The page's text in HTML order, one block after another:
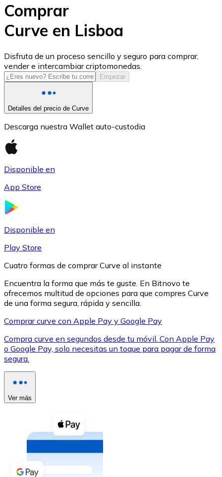
USD Coin
USDC
XRP
XRP
Ver todo
Compra criptomonedas con efectivo en tu tienda más
Comprar con efectivo
Transferencia SEPA
Comprar
Curve en Lisboa
Disfruta de un proceso sencillo y seguro para comprar,
vender e intercambiar criptomonedas.
Empezar
Detalles del precio de Curve
Descarga nuestra Wallet auto-custodia
Disponible en
App Store
Disponible en
Play Store
Cuatro formas de comprar Curve al instante
Encuentra la forma que más te guste. En Bitnovo te
ofrecemos multitud de opciones para que compres Curve
de una forma segura, rápida y sencilla.
Comprar curve con Apple Pay y Google Pay
Compra curve en segundos desde tu móvil. Con Apple Pay
o Google Pay, solo necesitas un toque para pagar de forma
segura.
Ver más